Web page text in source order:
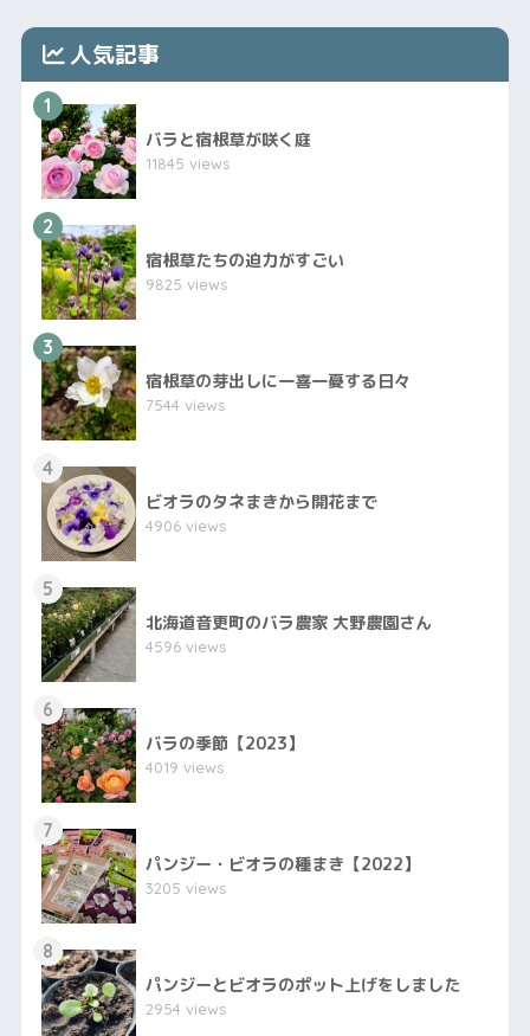
人気記事
1
バラと宿根草が咲く庭
11845 views
2
宿根草たちの迫力がすごい
9825 views
3
宿根草の芽出しに一喜一憂する日々
7544 views
4
ビオラのタネまきから開花まで
4906 views
5
北海道音更町のバラ農家 大野農園さん
4596 views
6
バラの季節【2023】
4019 views
7
パンジー・ビオラの種まき【2022】
3205 views
8
パンジーとビオラのポット上げをしました
2954 views